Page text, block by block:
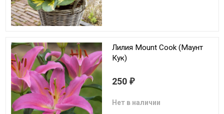
Лилия Mount Cook (Маунт
Кук)
250 ₽
Нет в наличии